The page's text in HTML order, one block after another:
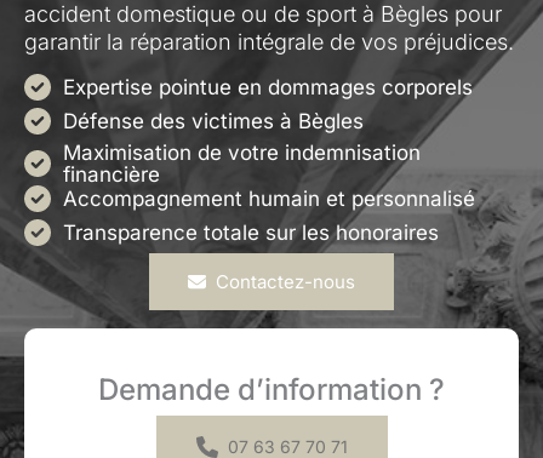
accident domestique ou de sport à Bègles pour
garantir la réparation intégrale de vos préjudices.
Expertise pointue en dommages corporels
Défense des victimes à Bègles
Maximisation de votre indemnisation
financière
Accompagnement humain et personnalisé
Transparence totale sur les honoraires
Contactez-nous
Demande d’information ?
07 63 67 70 71